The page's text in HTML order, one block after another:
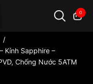
0
Orient ...
/
Kính Sapphire –
Chống Nước 5ATM